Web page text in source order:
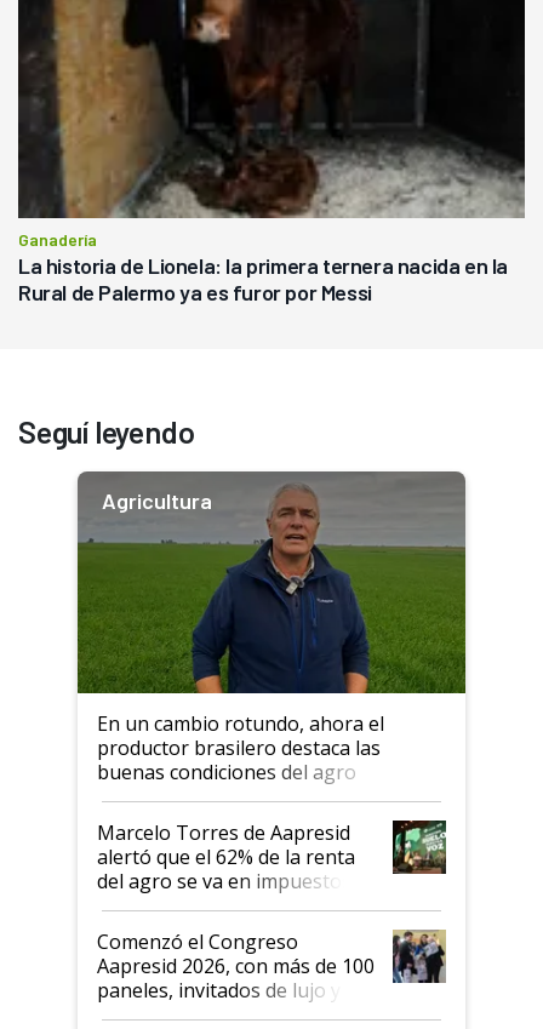
Ganadería
La historia de Lionela: la primera ternera nacida en la
Rural de Palermo ya es furor por Messi
Seguí leyendo
Agricultura
En un cambio rotundo, ahora el
productor brasilero destaca las
buenas condiciones del agro
argentino para invertir: "Los veo
más motivados"
Marcelo Torres de Aapresid
alertó que el 62% de la renta
del agro se va en impuestos:
"No es bueno que en
Argentina se sigan discutiendo
las mismas cosas de hace 50
años"
Comenzó el Congreso
Aapresid 2026, con más de 100
paneles, invitados de lujo y
todas las tendencias